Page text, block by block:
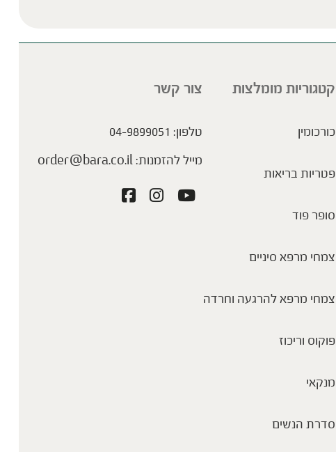
קטגוריות מומלצות
כורכומין
פטריות בריאות
סופר פוד
צמחי מרפא סיניים
צמחי מרפא להרגעה וחרדה
פוקוס וריכוז
מנקאי
סדרת הנשים
צור קשר
טלפון: 04-9899051
מייל להזמנות:order@bara.co.il